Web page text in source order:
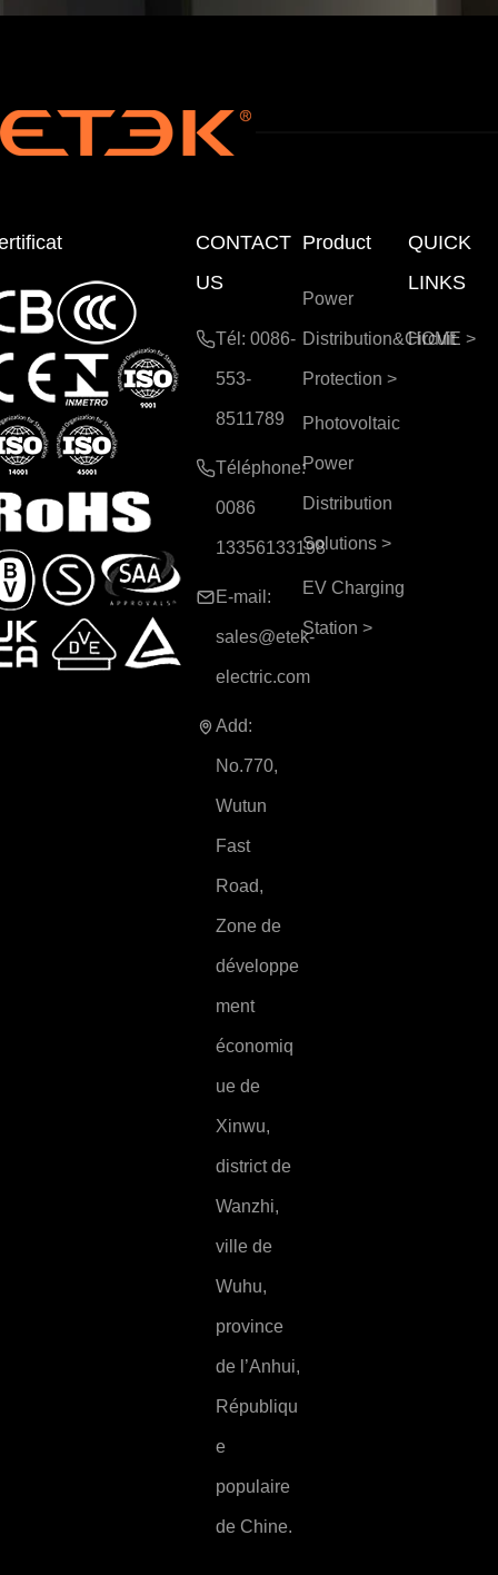
Séc
pou
rgie
Sol
CONTACT
US
Tél: 0086-
553-
8511789
Téléphone:
0086
13356133198
E-mail:
sales@etek-
electric.com
Add:
No.770,
Wutun
Fast
Road,
Zone de
développe
ment
économiq
ue de
Xinwu,
district de
Wanzhi,
ville de
Wuhu,
province
de l’Anhui,
Républiqu
e
populaire
de Chine.
Product
Power
Distribution&Circuit
Protection >
Photovoltaic
Power
Distribution
Solutions >
EV Charging
Station >
QUICK
LINKS
HOME >